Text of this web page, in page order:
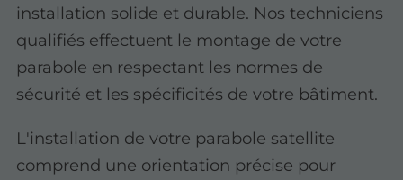
installation solide et durable. Nos techniciens
qualifiés effectuent le montage de votre
parabole en respectant les normes de
sécurité et les spécificités de votre bâtiment.
L'installation de votre parabole satellite
comprend une orientation précise pour